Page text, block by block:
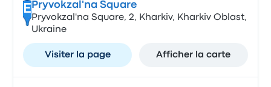
E Pryvokzal'na Square
Pryvokzal'na Square, 2, Kharkiv, Kharkiv Oblast,
Ukraine
Visiter la page Afficher la carte